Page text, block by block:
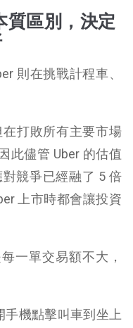
質區別，決定
則在挑戰計程車、
打敗所有主要市場
此儘管 Uber 的估值
競爭已經融了 5 倍
上市時都會讓投資
一單交易額不大，
手機點擊叫車到坐上